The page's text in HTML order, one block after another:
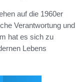
auf die 1960er
Verantwortung und
hat es sich zu
Lebens